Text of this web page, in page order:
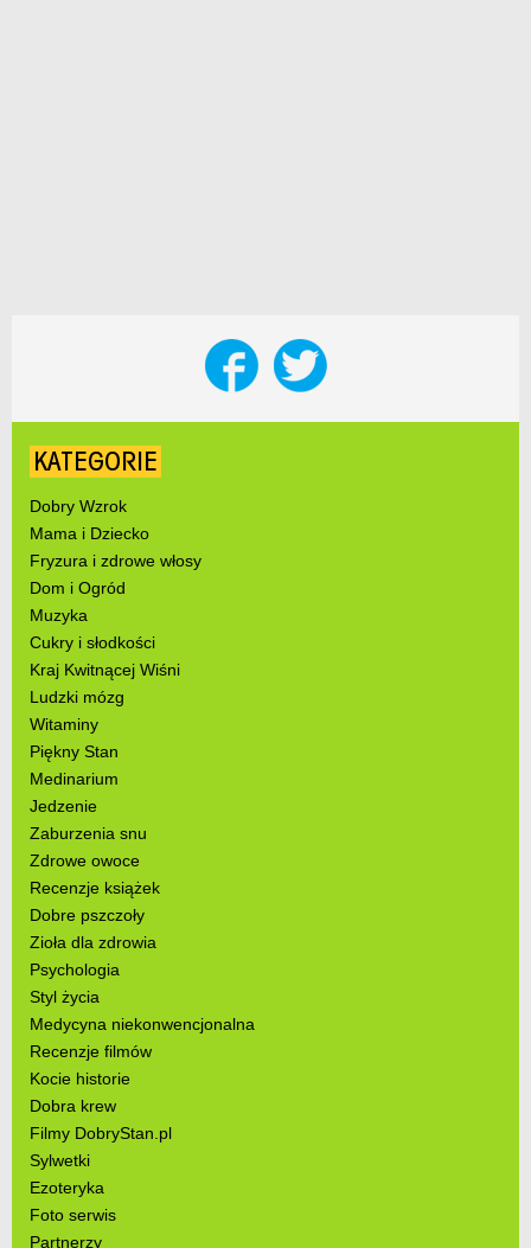
KATEGORIE
Dobry Wzrok
Mama i Dziecko
Fryzura i zdrowe włosy
Dom i Ogród
Muzyka
Cukry i słodkości
Kraj Kwitnącej Wiśni
Ludzki mózg
Witaminy
Piękny Stan
Medinarium
Jedzenie
Zaburzenia snu
Zdrowe owoce
Recenzje książek
Dobre pszczoły
Zioła dla zdrowia
Psychologia
Styl życia
Medycyna niekonwencjonalna
Recenzje filmów
Kocie historie
Dobra krew
Filmy DobryStan.pl
Sylwetki
Ezoteryka
Foto serwis
Partnerzy